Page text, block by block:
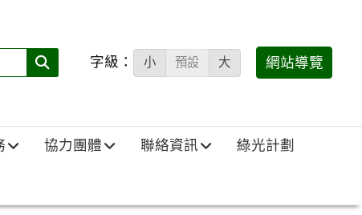
搜
填)：
字級： 小 預設 大 網站導覽
協力團體 聯絡資訊 綠光計劃